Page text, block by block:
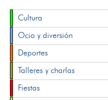
Cultura
Ocio y diversión
Deportes
Talleres y charlas
Fiestas